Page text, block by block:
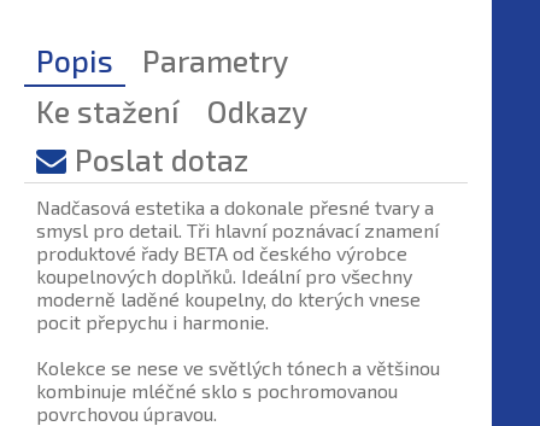
Popis
Parametry
Ke stažení
Odkazy
Poslat dotaz
Nadčasová estetika a dokonale přesné tvary a
smysl pro detail. Tři hlavní poznávací znamení
produktové řady BETA od českého výrobce
koupelnových doplňků. Ideální pro všechny
moderně laděné koupelny, do kterých vnese
pocit přepychu i harmonie.
Kolekce se nese ve světlých tónech a většinou
kombinuje mléčné sklo s pochromovanou
povrchovou úpravou.